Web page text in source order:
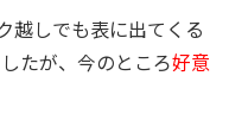
越しでも表に出てくる
たが、今のところ好意